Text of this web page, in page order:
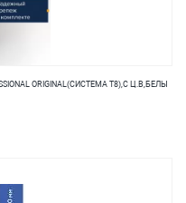
ORIGINAL(СИСТЕМА Т8),С Ц.В,БЕЛЫ